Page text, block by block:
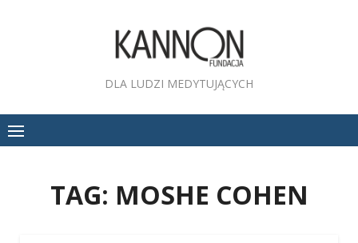
DLA LUDZI MEDYTUJĄCYCH
TAG: MOSHE COHEN